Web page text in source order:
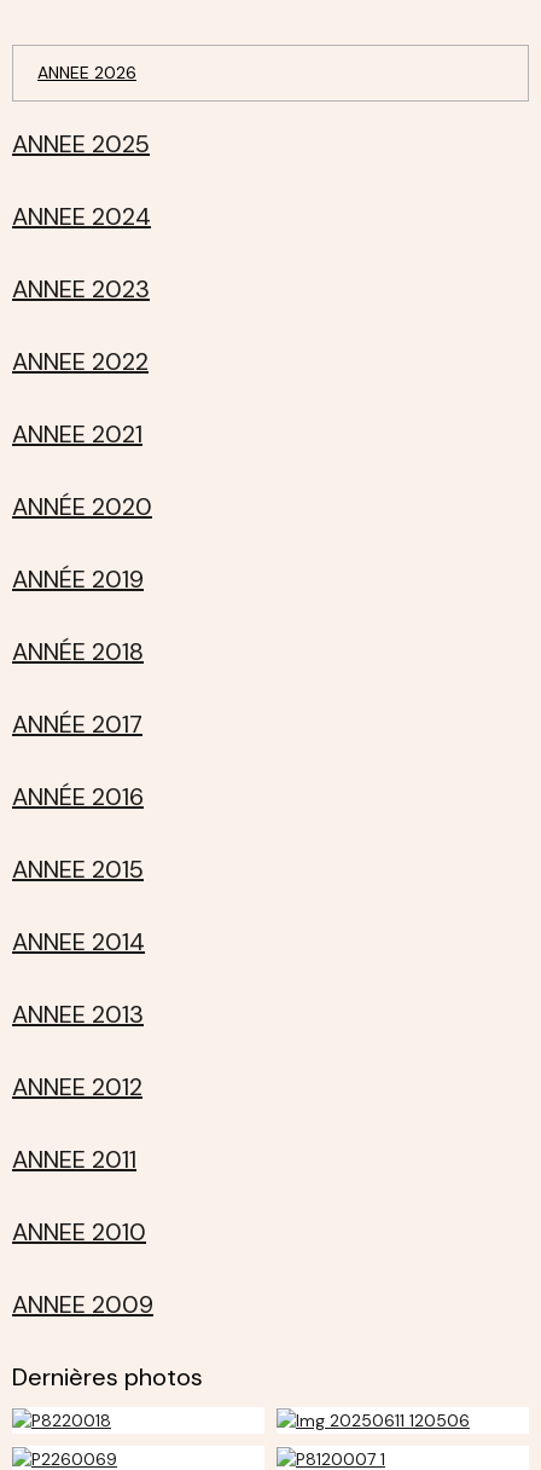
ANNEE 2026
ANNEE 2025
ANNEE 2024
ANNEE 2023
ANNEE 2022
ANNEE 2021
ANNÉE 2020
ANNÉE 2019
ANNÉE 2018
ANNÉE 2017
ANNÉE 2016
ANNEE 2015
ANNEE 2014
ANNEE 2013
ANNEE 2012
ANNEE 2011
ANNEE 2010
ANNEE 2009
Dernières photos